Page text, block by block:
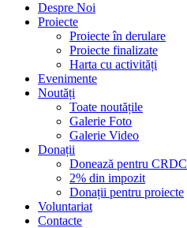
Despre Noi
Proiecte
Proiecte în derulare
Proiecte finalizate
Harta cu activități
Evenimente
Noutăți
Toate noutățile
Galerie Foto
Galerie Video
Donații
Donează pentru CRDC
2% din impozit
Donații pentru proiecte
Voluntariat
Contacte